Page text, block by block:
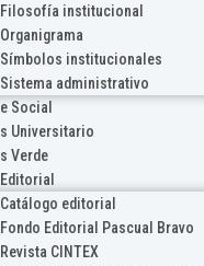
Filosofía institucional
Organigrama
Símbolos institucionales
Sistema administrativo
Social
Universitario
Verde
Catálogo editorial
Fondo Editorial Pascual Bravo
Revista CINTEX